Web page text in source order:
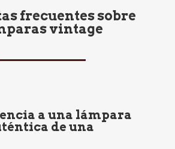
frecuentes sobre
vintage
a una lámpara
de una